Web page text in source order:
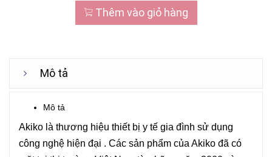
Thêm vào giỏ hàng
Mô tả
Mô tả
Akiko là thương hiệu thiết bị y tế gia đình sử dụng
công nghệ hiện đại . Các sản phẩm của Akiko đã có